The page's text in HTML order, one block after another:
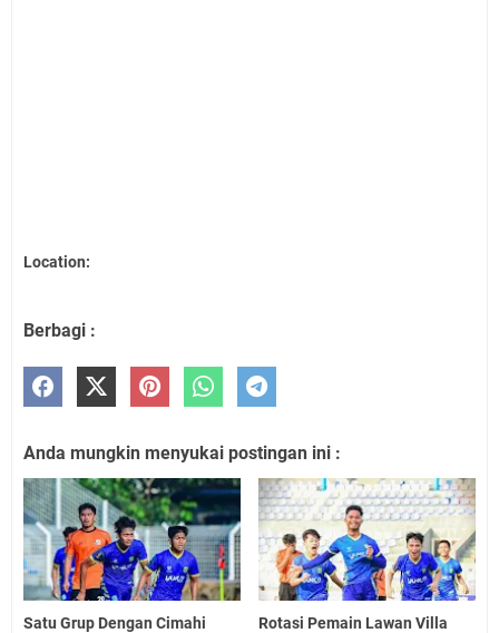
Location:
Berbagi :
Anda mungkin menyukai postingan ini :
Satu Grup Dengan Cimahi
Rotasi Pemain Lawan Villa